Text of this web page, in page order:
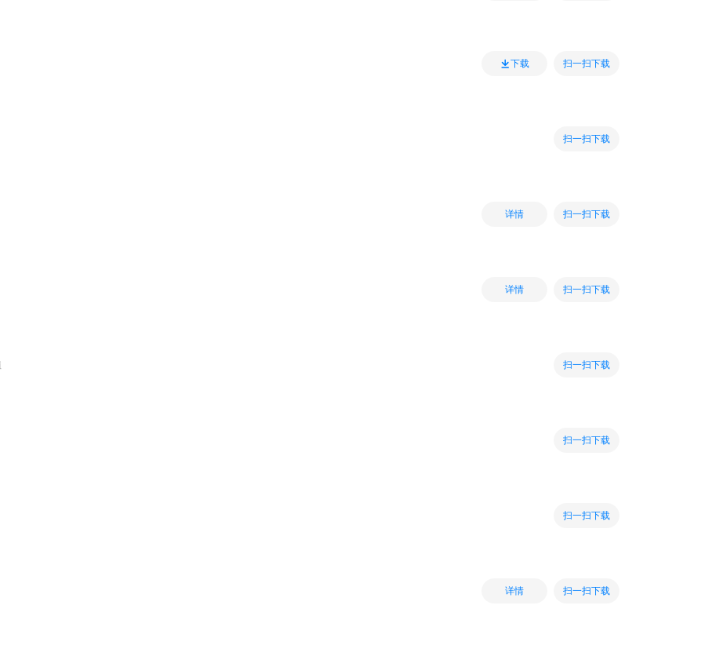
下载 扫一扫下载
扫一扫下载
详情 扫一扫下载
详情 扫一扫下载
扫一扫下载
扫一扫下载
扫一扫下载
详情 扫一扫下载